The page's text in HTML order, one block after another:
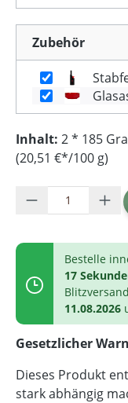
Zubehör
Inhalt: 2 * 185
(20,51 €*/100 g)
Produkt
Bestelle
17
11.08.2026
Gesetzlicher
Dieses Produkt
stark abhängig